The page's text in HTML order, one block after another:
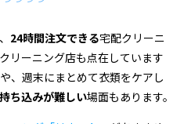
24時間注文できる宅配クリーニ
リーニング店も点在しています
、週末にまとめて衣類をケアし
ち込みが難しい場面もあります。